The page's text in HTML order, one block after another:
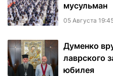
мусульман
05 Августа
Думенко
лаврского
юбилея